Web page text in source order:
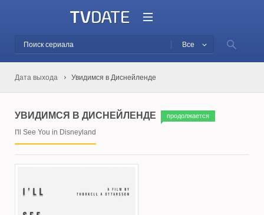
Все
Дата выхода Увидимся в Диснейленде
УВИДИМСЯ В ДИСНЕЙЛЕНДЕ продолжается
I'll See You in Disneyland